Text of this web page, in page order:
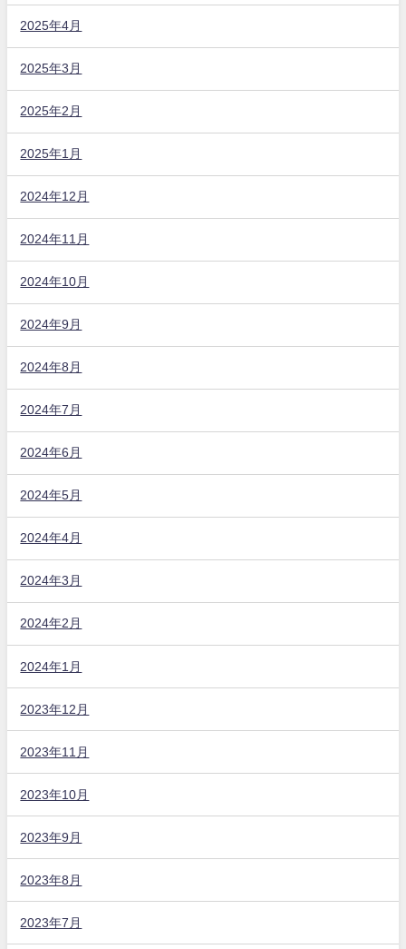
2025年4月
2025年3月
2025年2月
2025年1月
2024年12月
2024年11月
2024年10月
2024年9月
2024年8月
2024年7月
2024年6月
2024年5月
2024年4月
2024年3月
2024年2月
2024年1月
2023年12月
2023年11月
2023年10月
2023年9月
2023年8月
2023年7月